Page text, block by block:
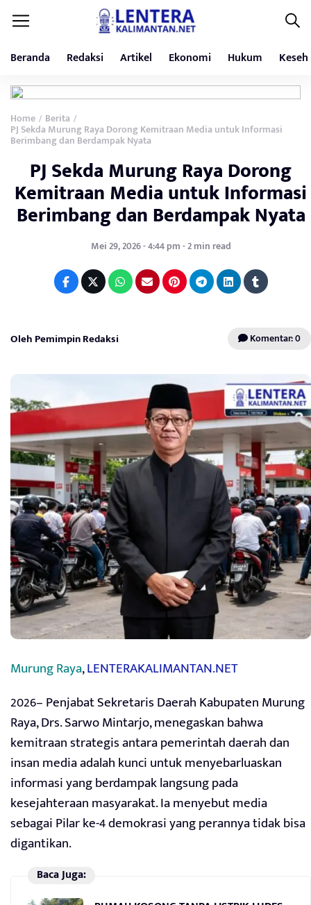
Beranda Redaksi Artikel Ekonomi Hukum
Home / Berita /
PJ Sekda Murung Raya Dorong Kemitraan Media untuk Informasi
Berimbang dan Berdampak Nyata
PJ Sekda Murung Raya Dorong
Kemitraan Media untuk Informasi
Berimbang dan Berdampak Nyata
Mei 29, 2026 - 4:44 pm - 2 min read
Oleh Pemimpin Redaksi Komentar: 0
Murung Raya,LENTERAKALIMANTAN.NET
2026– Penjabat Sekretaris Daerah Kabupaten Murung
Raya, Drs. Sarwo Mintarjo, menegaskan bahwa
kemitraan strategis antara pemerintah daerah dan
insan media adalah kunci untuk menyebarluaskan
informasi yang berdampak langsung pada
kesejahteraan masyarakat. Ia menyebut media
sebagai Pilar ke-4 demokrasi yang perannya tidak bisa
digantikan.
Baca Juga: